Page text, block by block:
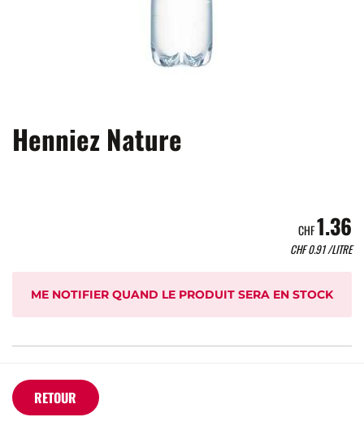
Henniez Nature
CHF1.36
CHF0.91/LITRE
ME NOTIFIER QUAND LE PRODUIT SERA EN STOCK
RETOUR